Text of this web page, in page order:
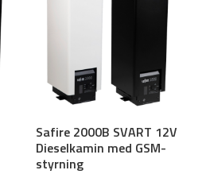
Safire 2000B SVART 12V
Dieselkamin med GSM-
styrning